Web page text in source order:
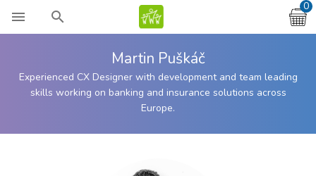
menu search
0
Martin Puškáč
Experienced CX Designer with development and team leading
skills working on banking and insurance solutions across
Europe.